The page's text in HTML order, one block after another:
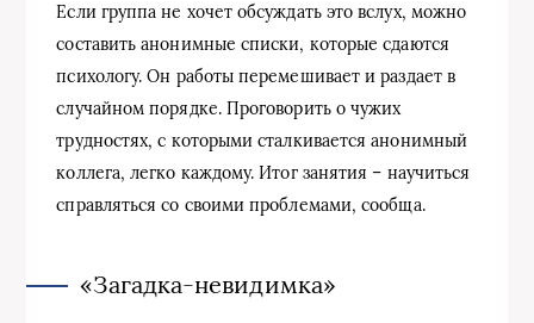
Если группа не хочет обсуждать это вслух, можно
составить анонимные списки, которые сдаются
психологу. Он работы перемешивает и раздает в
случайном порядке. Проговорить о чужих
трудностях, с которыми сталкивается анонимный
коллега, легко каждому. Итог занятия – научиться
справляться со своими проблемами, сообща.
«Загадка-невидимка»